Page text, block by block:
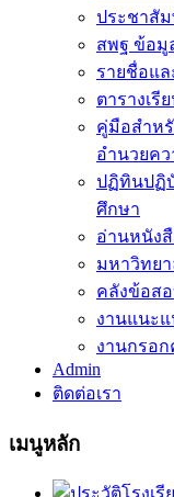
ประชาสั
สพฐ ข้อมู
รายชื่อแ
ตารางเรี
คู่มือสำห
อำนวยคว
ปฏิทินปฏิ
ศึกษา
อ่านหนัง
มหาวิทยา
คลังข้อส
งานแนะแ
งานกรอก
Admin
ติดต่อเรา
เมนูหลัก